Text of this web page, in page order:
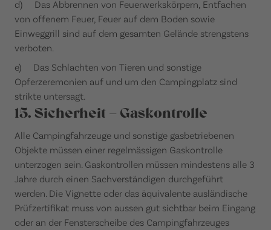
d) Das Abbrennen von Feuerwerkskörpern, Entfachen
von offenem Feuer, Feuer auf dem Boden sowie
Einweggrill sind auf dem gesamten Gelände strengstens
verboten.
e) Das Schlachten von Tieren und sonstige
Opferzeremonien auf und um den Campingplatz sind
strikte untersagt.
15. Sicherheit – Gaskontrolle
Alle Campingfahrzeuge und sonstige gasbetriebenen
Objekte müssen einer regelmässigen Gaskontrolle
unterzogen sein. Gaskontrollen müssen mindestens alle 3
Jahre durch einen Sachverständigen durchgeführt
werden. Die Vignette oder das äquivalente ausländische
Prüfzertifikat muss von aussen gut sichtbar beim Eingang
oder an der Fensterscheibe des Campingfahrzeuges